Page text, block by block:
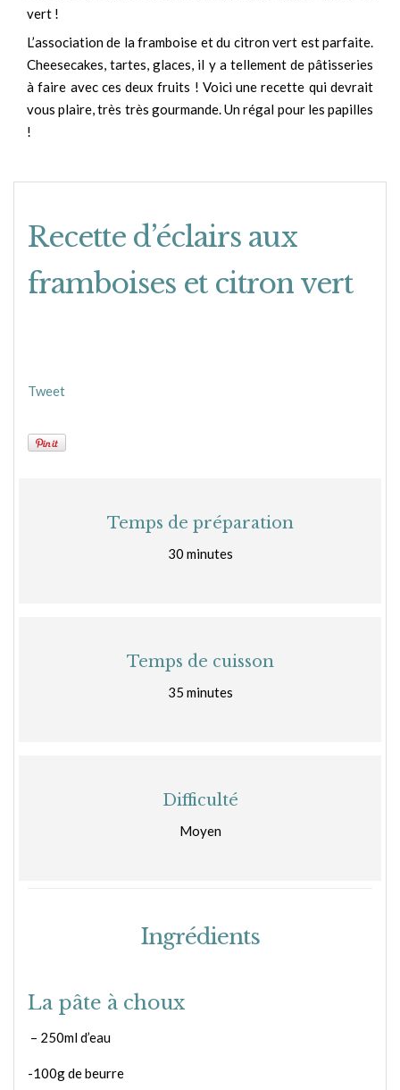
vert !
L’association de la framboise et du citron vert est parfaite.
Cheesecakes, tartes, glaces, il y a tellement de pâtisseries
à faire avec ces deux fruits ! Voici une recette qui devrait
vous plaire, très très gourmande. Un régal pour les papilles
!
Recette d’éclairs aux
framboises et citron vert
Tweet
Temps de préparation
30 minutes
Temps de cuisson
35 minutes
Difficulté
Moyen
Ingrédients
La pâte à choux
– 250ml d’eau
-100g de beurre